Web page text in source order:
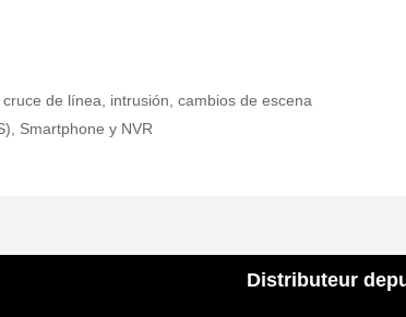
de línea, intrusión, cambios de escena
Smartphone y NVR
Distributeur